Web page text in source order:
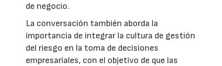
de negocio.
La conversación también aborda la
importancia de integrar la cultura de gestión
del riesgo en la toma de decisiones
empresariales, con el objetivo de que las